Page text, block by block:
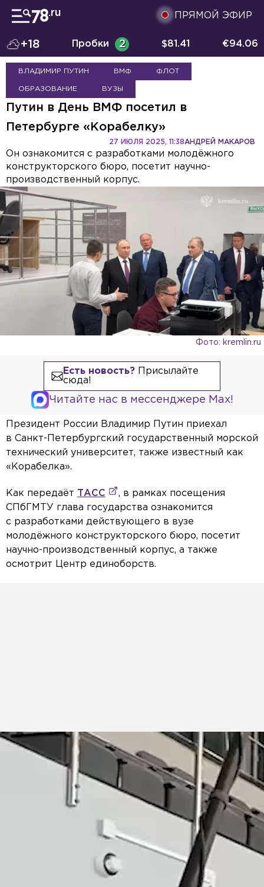
ПРЯМОЙ ЭФИР
+18 Пробки 2 $81.41 €94.06
ВЛАДИМИР ПУТИН ВМФ ФЛОТ
ОБРАЗОВАНИЕ ВУЗЫ
Путин в День ВМФ посетил в
Петербурге «Корабелку»
АНДРЕЙ МАКАРОВ
27 ИЮЛЯ 2025, 11:38
Он ознакомится с разработками молодёжного
конструкторского бюро, посетит научно-
производственный корпус.
Фото: kremlin.ru
Есть новость?Присылайте
сюда!
Читайте нас в мессенджере Max!
Президент России Владимир Путин приехал
в Санкт-Петербургский государственный морской
технический университет, также известный как
«Корабелка».
Как передаёт ТАСС
, в рамках посещения
СПбГМТУ глава государства ознакомится
с разработками действующего в вузе
молодёжного конструкторского бюро, посетит
научно-производственный корпус, а также
осмотрит Центр единоборств.